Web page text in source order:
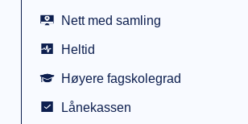
Nett med samling
Heltid
Høyere fagskolegrad
Lånekassen